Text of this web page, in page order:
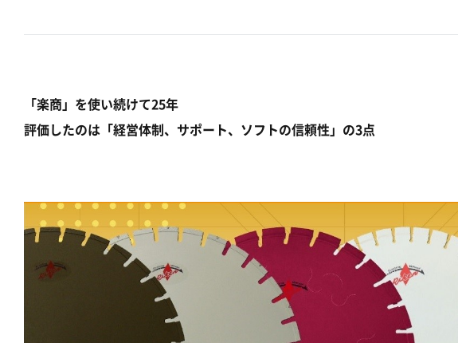
「楽商」を使い続けて25年
評価したのは「経営体制、サポート、ソフトの信頼性」の3点